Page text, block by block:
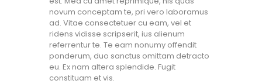
novum conceptam te, pri vero laboramus
ad. Vitae consectetuer cu eam, vel et
ridens vidisse scripserit, ius alienum
referrentur te. Te eam nonumy offendit
ponderum, duo sanctus omittam detracto
eu. Ex nam altera splendide. Fugit
constituam et vis.